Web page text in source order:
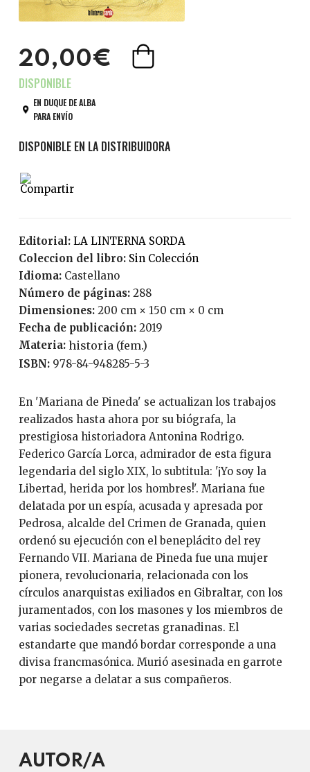
20,00€
EN DUQUE DE ALBA
PARA ENVÍO
Editorial:
LA LINTERNA SORDA
Coleccion del libro:
Sin Colección
Idioma:
Castellano
Número de páginas:
288
Dimensiones: 200 cm × 150 cm × 0 cm
Fecha de publicación:
2019
Materia: historia (fem.)
ISBN: 978-84-948285-5-3
En 'Mariana de Pineda' se actualizan los trabajos
realizados hasta ahora por su biógrafa, la
prestigiosa historiadora Antonina Rodrigo.
Federico García Lorca, admirador de esta figura
legendaria del siglo XIX, lo subtitula: '¡Yo soy la
Libertad, herida por los hombres!'. Mariana fue
delatada por un espía, acusada y apresada por
Pedrosa, alcalde del Crimen de Granada, quien
ordenó su ejecución con el beneplácito del rey
Fernando VII. Mariana de Pineda fue una mujer
pionera, revolucionaria, relacionada con los
círculos anarquistas exiliados en Gibraltar, con los
juramentados, con los masones y los miembros de
varias sociedades secretas granadinas. El
estandarte que mandó bordar corresponde a una
divisa francmasónica. Murió asesinada en garrote
por negarse a delatar a sus compañeros.
AUTOR/A